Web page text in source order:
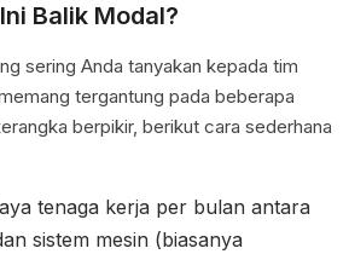
Balik Modal?
sering Anda tanyakan kepada tim
tergantung pada beberapa
berpikir, berikut cara sederhana
tenaga kerja per bulan antara
sistem mesin (biasanya